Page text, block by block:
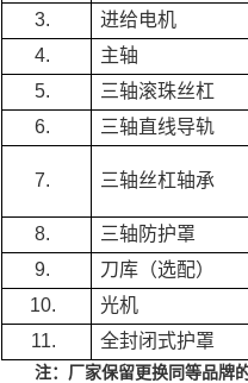
3.
进给电机
4.
主轴
5.
三轴滚珠丝杠
6.
三轴直线导轨
7. 三轴丝杠轴承
8.
三轴防护罩
9.
刀库（选配）
10.
光机
11.
全封闭式护罩
注：厂家保留更换同等品牌